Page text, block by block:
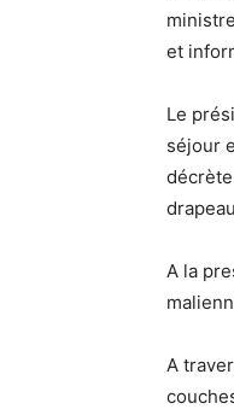
et
Le
séjour
A la
A